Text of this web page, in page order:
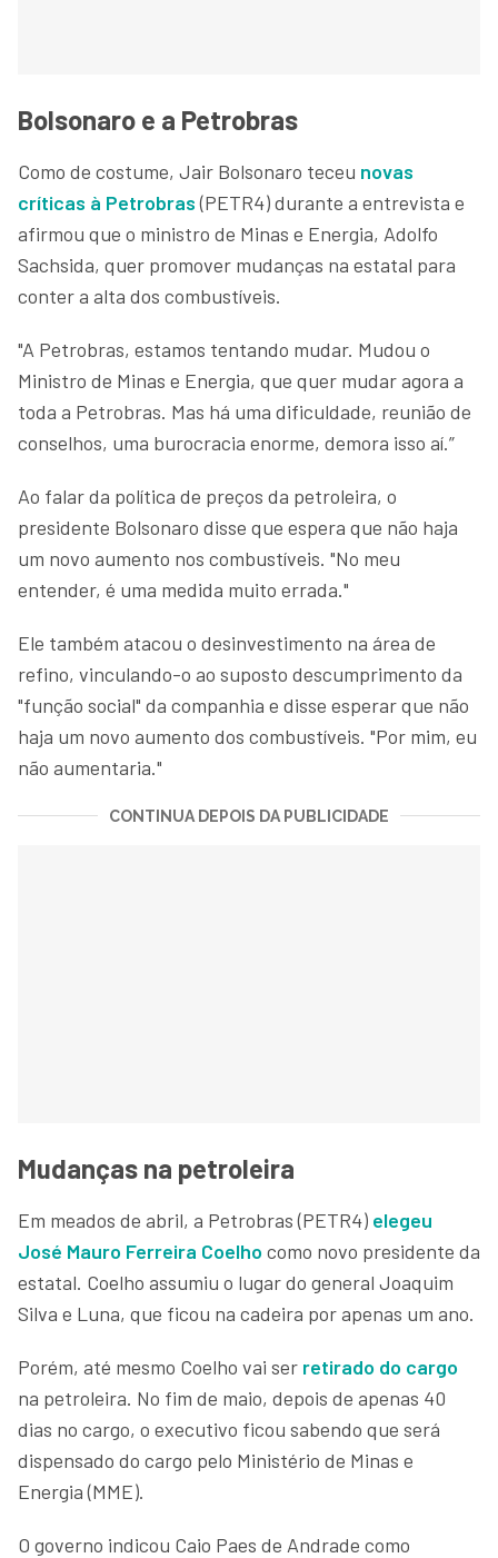
Bolsonaro e a Petrobras
Como de costume, Jair Bolsonaro teceu novas
críticas à Petrobras(PETR4) durante a entrevista e
afirmou que o ministro de Minas e Energia, Adolfo
Sachsida, quer promover mudanças na estatal para
conter a alta dos combustíveis.
"A Petrobras, estamos tentando mudar. Mudou o
Ministro de Minas e Energia, que quer mudar agora a
toda a Petrobras. Mas há uma dificuldade, reunião de
conselhos, uma burocracia enorme, demora isso aí.”
Ao falar da política de preços da petroleira, o
presidente Bolsonaro disse que espera que não haja
um novo aumento nos combustíveis. "No meu
entender, é uma medida muito errada."
Ele também atacou o desinvestimento na área de
refino, vinculando-o ao suposto descumprimento da
"função social" da companhia e disse esperar que não
haja um novo aumento dos combustíveis. "Por mim, eu
não aumentaria."
CONTINUA DEPOIS DA PUBLICIDADE
Mudanças na petroleira
Em meados de abril, a Petrobras (PETR4) elegeu
José Mauro Ferreira Coelho como novo presidente da
estatal. Coelho assumiu o lugar do general Joaquim
Silva e Luna, que ficou na cadeira por apenas um ano.
Porém, até mesmo Coelho vai ser retirado do cargo
na petroleira. No fim de maio, depois de apenas 40
dias no cargo, o executivo ficou sabendo que será
dispensado do cargo pelo Ministério de Minas e
Energia (MME).
O governo indicou Caio Paes de Andrade como